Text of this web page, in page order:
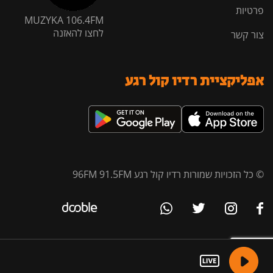
פרטיות
צור קשר
MUZYKA 106.4FM
לחצו להאזנה
אפליקציית רדיו קול רגע
© כל הזכויות שמורות רדיו קול רגע 96FM 91.5FM